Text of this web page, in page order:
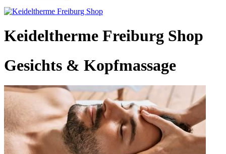
Keideltherme Freiburg Shop
Gesichts & Kopfmassage